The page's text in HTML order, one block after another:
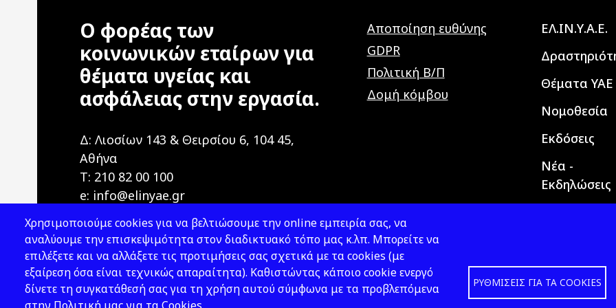
Ο φορέας των
κοινωνικών εταίρων για
θέματα υγείας και
ασφάλειας στην εργασία.
Δ: Λιοσίων 143 & Θειρσίου 6, 104 45,
Αθήνα
T: 210 82 00 100
e: info@elinyae.gr
Αποποίηση ευθύνης
GDPR
Πολιτική Β/Π
Δομή κόμβου
Main
ΕΛ.ΙΝ.Υ.Α.Ε.
Θέματα ΥΑΕ
Νομοθεσία
Εκδόσεις
Νέα -
Εκδηλώσεις
Χρησιμοποιούμε cookies για να βελτιώσουμε την online εμπειρία σας, να
αναλύουμε την επισκεψιμότητα στον διαδικτυακό τόπο μας κ.λπ. Μπορείτε να
επιλέξετε και να αλλάξετε τις προτιμήσεις σας σχετικά με τα cookies (με
εξαίρεση όσα είναι τεχνικώς απαραίτητα). Καθιστώντας κάποιο cookie ενεργό
δίνετε τη συγκατάθεσή σας για τη χρήση αυτού σύμφωνα με τα προβλεπόμενα
ΡΥΘΜΊΣΕΙΣ ΓΙΑ ΤΑ COOKIES
2026 © ΕΛ.ΙΝ.Υ.Α.Ε. Design